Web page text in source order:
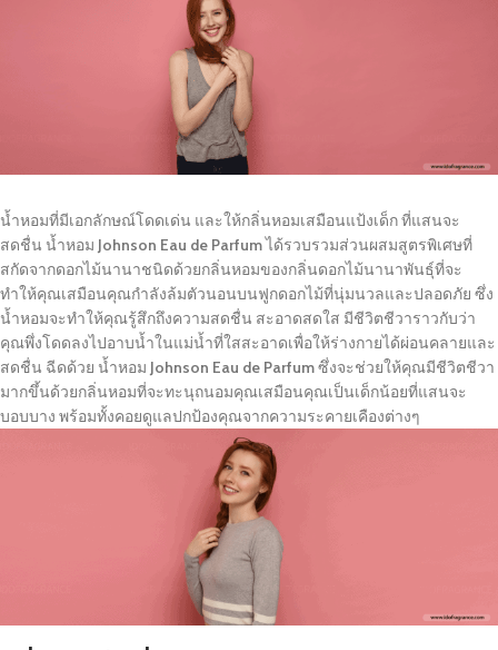
น้ำหอมที่มีเอกลักษณ์โดดเด่น และให้กลิ่นหอมเสมือนแป้งเด็ก ที่แสนจะ
สดชื่น น้ำหอม Johnson Eau de Parfumได้รวบรวมส่วนผสมสูตรพิเศษที่
สกัดจากดอกไม้นานาชนิดด้วยกลิ่นหอมของกลิ่นดอกไม้นานาพันธุ์ที่จะ
ทำให้คุณเสมือนคุณกำลังล้มตัวนอนบนฟูกดอกไม้ที่นุ่มนวลและปลอดภัย ซึ่ง
น้ำหอมจะทำให้คุณรู้สึกถึงความสดชื่น สะอาดสดใส มีชีวิตชีวาราวกับว่า
คุณพึ่งโดดลงไปอาบน้ำในแม่น้ำที่ใสสะอาดเพื่อให้ร่างกายได้ผ่อนคลายและ
สดชื่น ฉีดด้วย น้ำหอม Johnson Eau de Parfumซึ่งจะช่วยให้คุณมีชีวิตชีวา
มากขึ้นด้วยกลิ่นหอมที่จะทะนุถนอมคุณเสมือนคุณเป็นเด็กน้อยที่แสนจะ
บอบบาง พร้อมทั้งคอยดูแลปกป้องคุณจากความระคายเคืองต่างๆ